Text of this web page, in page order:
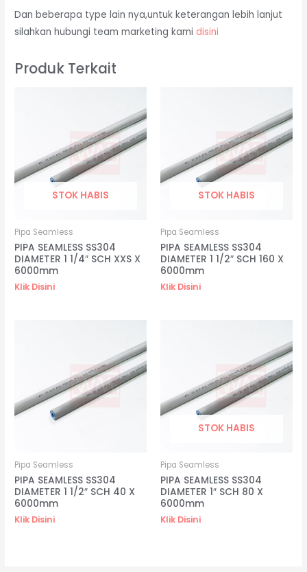
Dan beberapa type lain nya,untuk keterangan lebih lanjut
silahkan hubungi team marketing kami disini
Produk Terkait
STOK HABIS
Pipa Seamless
PIPA SEAMLESS SS304
DIAMETER 1 1/4″ SCH XXS X
6000mm
Klik Disini
STOK HABIS
Pipa Seamless
PIPA SEAMLESS SS304
DIAMETER 1 1/2″ SCH 160 X
6000mm
Klik Disini
Pipa Seamless
PIPA SEAMLESS SS304
DIAMETER 1 1/2″ SCH 40 X
6000mm
Klik Disini
STOK HABIS
Pipa Seamless
PIPA SEAMLESS SS304
DIAMETER 1″ SCH 80 X
6000mm
Klik Disini